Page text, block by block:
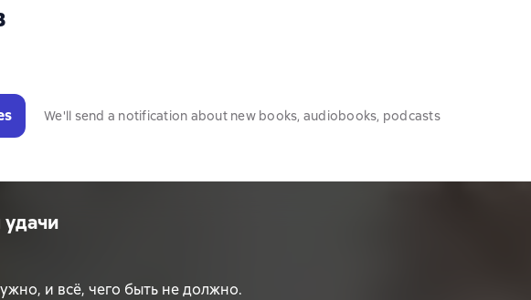
We'll send a notification about new books, audiobooks, podcasts
и всё, чего быть не должно.